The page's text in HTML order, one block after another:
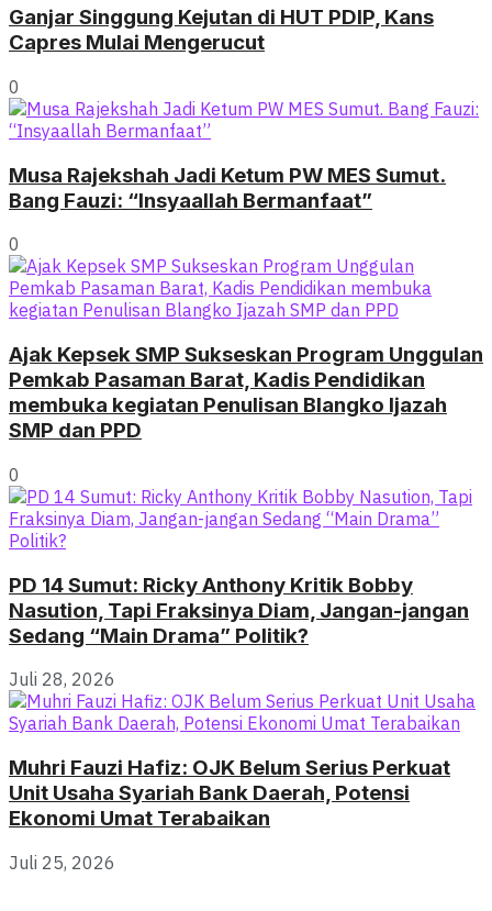
Ganjar Singgung Kejutan di HUT PDIP, Kans
Capres Mulai Mengerucut
0
Musa Rajekshah Jadi Ketum PW MES Sumut.
Bang Fauzi: “Insyaallah Bermanfaat”
0
Ajak Kepsek SMP Sukseskan Program Unggulan
Pemkab Pasaman Barat, Kadis Pendidikan
membuka kegiatan Penulisan Blangko Ijazah
SMP dan PPD
0
PD 14 Sumut: Ricky Anthony Kritik Bobby
Nasution, Tapi Fraksinya Diam, Jangan-jangan
Sedang “Main Drama” Politik?
Juli 28, 2026
Muhri Fauzi Hafiz: OJK Belum Serius Perkuat
Unit Usaha Syariah Bank Daerah, Potensi
Ekonomi Umat Terabaikan
Juli 25, 2026